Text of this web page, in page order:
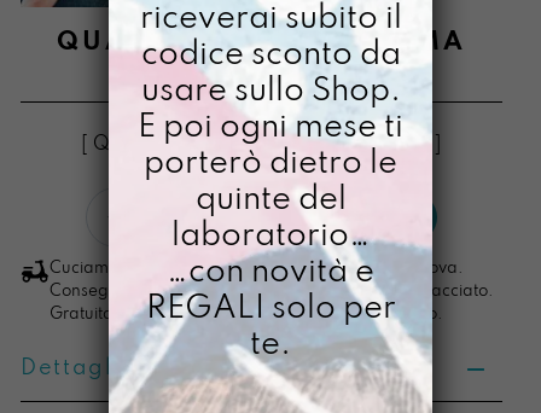
QUADERNINO KOTOTAMA
€ 24,00
[ Quadernino Quadernino: 9,5 X 15 cm ]
Quadernino
Kototama
quantità
LO VOGLIO
Cuciamo ogni ordine nel nostro laboratorio di Padova.
Consegna in 4/5 giorni lavorativi, pacco sempre tracciato.
Gratuita per ordini di importo superiore ai 100 euro.
Dettagli prodotto
riceverai subito il
codice sconto da
usare sullo Shop.
E poi ogni mese ti
porterò dietro le
quinte del
laboratorio…
…con novità e
REGALI solo per
te.